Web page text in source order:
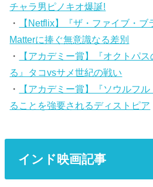
チャラ男ピノキオ爆誕!
・
【Netflix】『ザ・ファイブ・
Matterに捧ぐ無意識なる差別
・
【アカデミー賞】『オクトパ
る』タコvsサメ世紀の戦い
・
【アカデミー賞】『ソウルフ
ることを強要されるディストピア
インド映画記事